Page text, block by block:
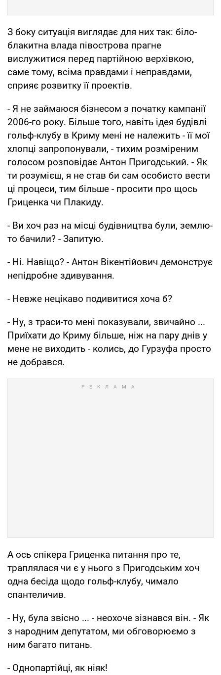
З боку ситуація виглядає для них так: біло-
блакитна влада півострова прагне
вислужитися перед партійною верхівкою,
саме тому, всіма правдами і неправдами,
сприяє розвитку її проектів.
- Я не займаюся бізнесом з початку кампанії
2006-го року. Більше того, навіть ідея будівлі
гольф-клубу в Криму мені не належить - її мої
хлопці запропонували, - тихим розміреним
голосом розповідає Антон Пригодський. - Як
ти розумієш, я не став би сам особисто вести
ці процеси, тим більше - просити про щось
Гриценка чи Плакиду.
- Ви хоч раз на місці будівництва були, землю-
то бачили? - Запитую.
- Ні. Навіщо? - Антон Вікентійович демонструє
непідробне здивування.
- Невже нецікаво подивитися хоча б?
- Ну, з траси-то мені показували, звичайно ...
Приїхати до Криму більше, ніж на пару днів у
мене не виходить - колись, до Гурзуфа просто
не добрався.
А ось спікера Гриценка питання про те,
траплялася чи є у нього з Пригодським хоч
одна бесіда щодо гольф-клубу, чимало
спантеличив.
- Ну, була звісно ... - неохоче зізнався він. - Як
з народним депутатом, ми обговорюємо з
ним багато питань.
- Однопартійці, як ніяк!